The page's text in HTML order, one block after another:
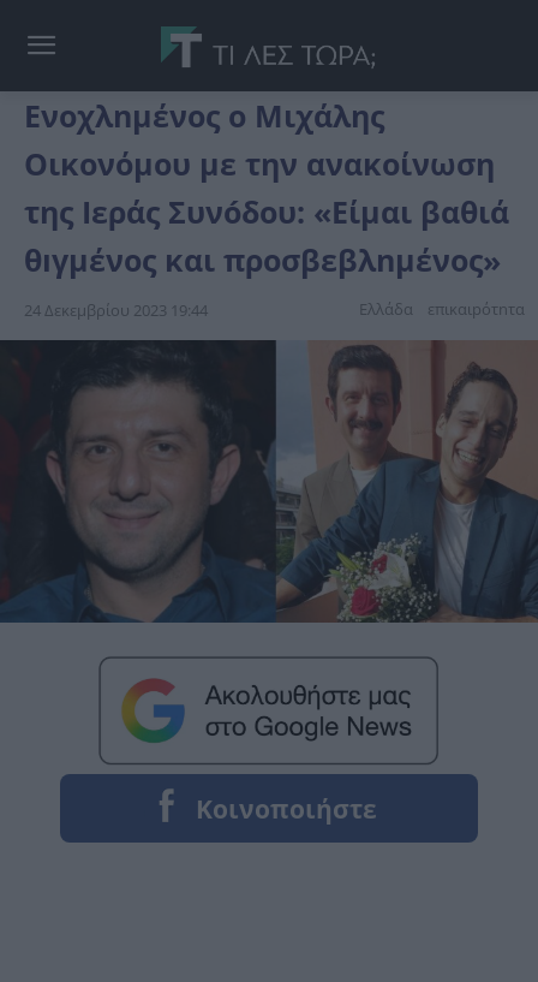
Ενοχλnμένος ο Μιχάλης
Οικονόμου με την ανακοίνωση
της Ιεράς Συνóδου: «Είμαι βαθιά
θıγμένος και προσβεβλnμένος»
24 Δεκεμβρίου 2023 19:44 Ελλάδα επικαιpότnτα